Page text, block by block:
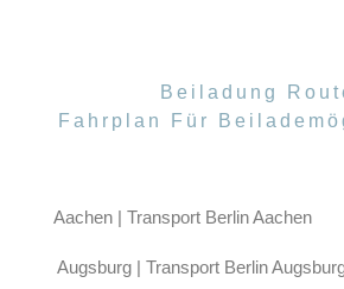
Beiladung
Fahrplan Für
Aachen | Transport Berlin Aachen
Augsburg | Transport Berlin